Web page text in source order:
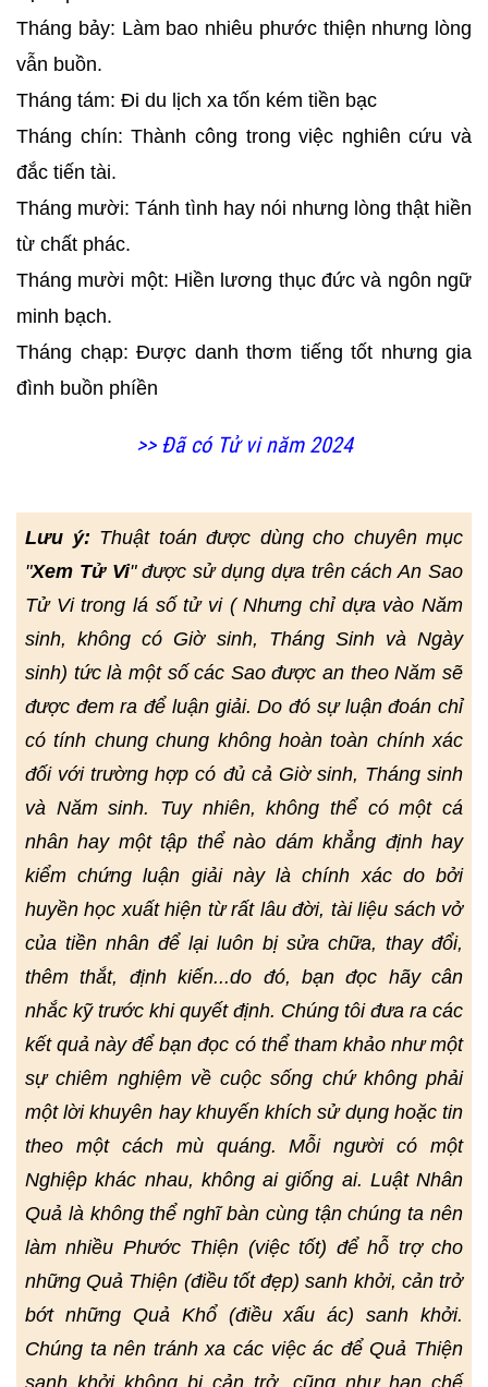
Tháng bảy: Làm bao nhiêu phước thiện nhưng lòng
vẫn buồn.
Tháng tám: Đi du lịch xa tốn kém tiền bạc
Tháng chín: Thành công trong việc nghiên cứu và
đắc tiến tài.
Tháng mười: Tánh tình hay nói nhưng lòng thật hiền
từ chất phác.
Tháng mười một: Hiền lương thục đức và ngôn ngữ
minh bạch.
Tháng chạp: Được danh thơm tiếng tốt nhưng gia
đình buồn phíền
>> Đã có Tử vi năm 2024
Lưu ý: Thuật toán được dùng cho chuyên mục
"Xem Tử Vi" được sử dụng dựa trên cách An Sao
Tử Vi trong lá số tử vi ( Nhưng chỉ dựa vào Năm
sinh, không có Giờ sinh, Tháng Sinh và Ngày
sinh) tức là một số các Sao được an theo Năm sẽ
được đem ra để luận giải. Do đó sự luận đoán chỉ
có tính chung chung không hoàn toàn chính xác
đối với trường hợp có đủ cả Giờ sinh, Tháng sinh
và Năm sinh. Tuy nhiên, không thể có một cá
nhân hay một tập thể nào dám khẳng định hay
kiểm chứng luận giải này là chính xác do bởi
huyền học xuất hiện từ rất lâu đời, tài liệu sách vở
của tiền nhân để lại luôn bị sửa chữa, thay đổi,
thêm thắt, định kiến...do đó, bạn đọc hãy cân
nhắc kỹ trước khi quyết định. Chúng tôi đưa ra các
kết quả này để bạn đọc có thể tham khảo như một
sự chiêm nghiệm về cuộc sống chứ không phải
một lời khuyên hay khuyến khích sử dụng hoặc tin
theo một cách mù quáng. Mỗi người có một
Nghiệp khác nhau, không ai giống ai. Luật Nhân
Quả là không thể nghĩ bàn cùng tận chúng ta nên
làm nhiều Phước Thiện (việc tốt) để hỗ trợ cho
những Quả Thiện (điều tốt đẹp) sanh khởi, cản trở
bớt những Quả Khổ (điều xấu ác) sanh khởi.
Chúng ta nên tránh xa các việc ác để Quả Thiện
sanh khởi không bị cản trở, cũng như hạn chế